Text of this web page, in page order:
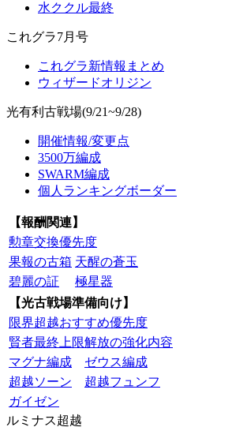
水ククル最終
これグラ7月号
これグラ新情報まとめ
ウィザードオリジン
光有利古戦場(9/21~9/28)
開催情報/変更点
3500万編成
SWARM編成
個人ランキングボーダー
【報酬関連】
勲章交換優先度
果報の古箱 天醒の蒼玉
碧麗の証
極星器
【光古戦場準備向け】
限界超越おすすめ優先度
賢者最終上限解放の強化内容
マグナ編成
ゼウス編成
超越ソーン
超越フュンフ
ガイゼン
ルミナス超越